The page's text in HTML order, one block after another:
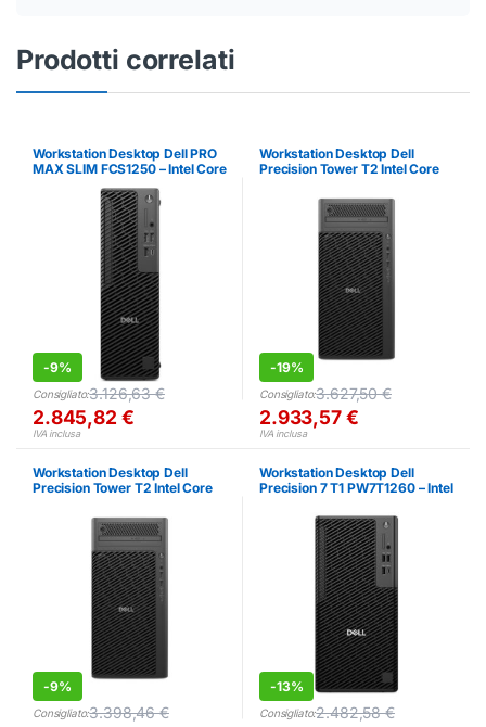
Prodotti correlati
Workstation Desktop Dell PRO
MAX SLIM FCS1250 – Intel Core
-9%
Consigliato:3.126,63€
2.845,82 €
IVA inclusa
Workstation Desktop Dell
Precision Tower T2 Intel Core
-19%
Consigliato:3.627,50€
2.933,57€
IVA inclusa
Workstation Desktop Dell
Precision Tower T2 Intel Core
-9%
Consigliato:3.398,46€
Workstation Desktop Dell
Precision 7 T1 PW7T1260 – Intel
SSD, RTX A1000
-13%
Consigliato:2.482,58€